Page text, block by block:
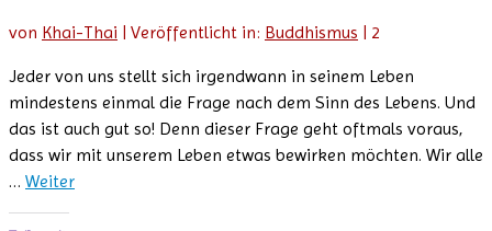
von Khai-Thai Veröffentlicht in: Buddhismus 2
Jeder von uns stellt sich irgendwann in seinem Leben
mindestens einmal die Frage nach dem Sinn des Lebens. Und
das ist auch gut so! Denn dieser Frage geht oftmals voraus,
dass wir mit unserem Leben etwas bewirken möchten. Wir alle
… Weiter